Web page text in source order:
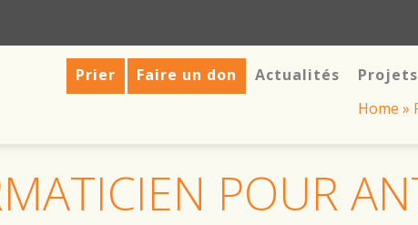
Prier Faire un don Actualités Projets
Home »
POUR